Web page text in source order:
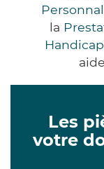
la
Les
votre